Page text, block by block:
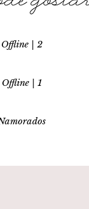
| 2
| 1